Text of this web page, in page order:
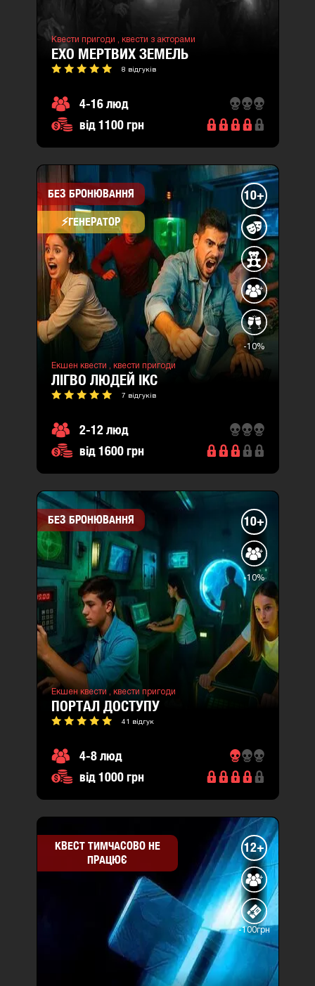
Квести пригоди , квести з акторами
ЕХО МЕРТВИХ ЗЕМЕЛЬ
8 відгуків
4-16 люд
від 1100 грн
БЕЗ БРОНЮВАННЯ
⚡​ГЕНЕРАТОР
10+
-10%
Екшен квести , квести пригоди
ЛІГВО ЛЮДЕЙ ІКС
7 відгуків
2-12 люд
від 1600 грн
БЕЗ БРОНЮВАННЯ 10+
-10%
Екшен квести , квести пригоди
ПОРТАЛ ДОСТУПУ
41 відгук
4-8 люд
від 1000 грн
КВЕСТ ТИМЧАСОВО НЕ
ПРАЦЮЄ
12+
-100грн